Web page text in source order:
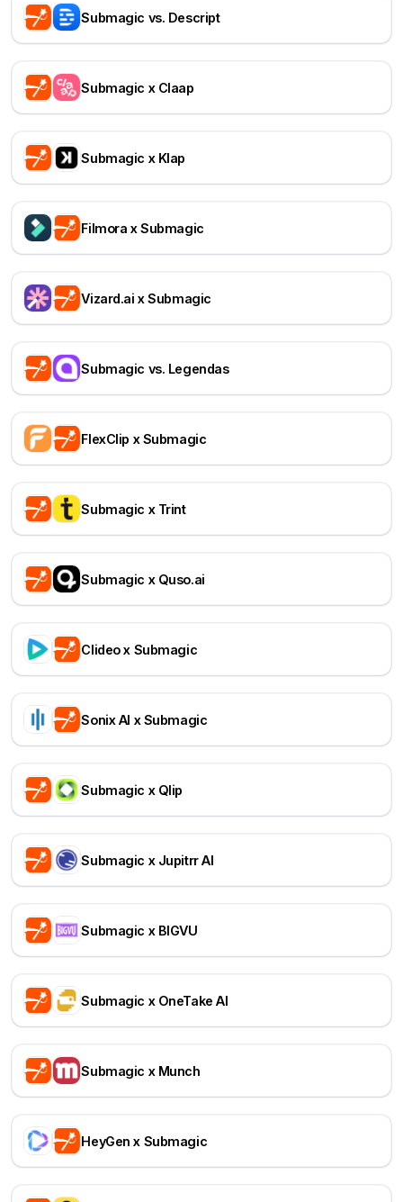
Submagic vs. Descript
Submagic x Claap
Submagic x Klap
Filmora x Submagic
Vizard.ai x Submagic
Submagic vs. Legendas
FlexClip x Submagic
Submagic x Trint
Submagic x Quso.ai
Clideo x Submagic
Sonix AI x Submagic
Submagic x Qlip
Submagic x Jupitrr AI
Submagic x BIGVU
Submagic x OneTake AI
Submagic x Munch
HeyGen x Submagic